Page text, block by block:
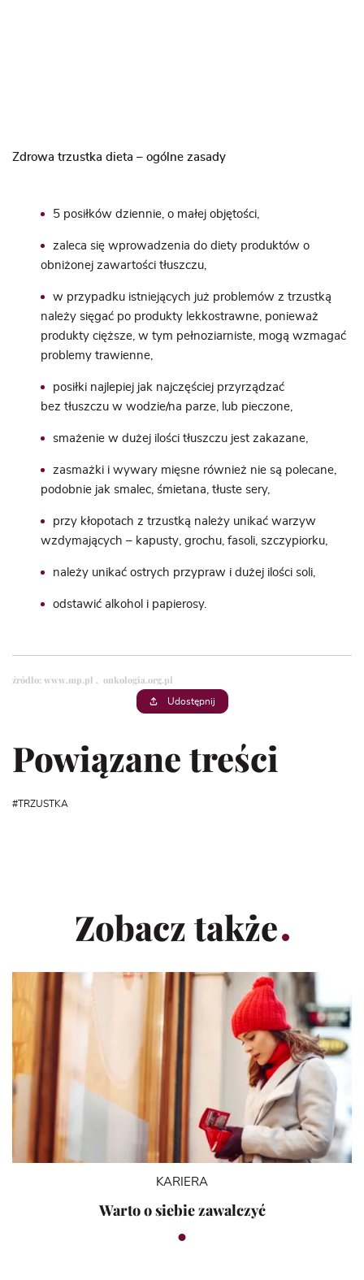
Zdrowa trzustka dieta – ogólne zasady
5 posiłków dziennie, o małej objętości,
zaleca się wprowadzenia do diety produktów o
obniżonej zawartości tłuszczu,
w przypadku istniejących już problemów z trzustką
należy sięgać po produkty lekkostrawne, ponieważ
produkty cięższe, w tym pełnoziarniste, mogą wzmagać
problemy trawienne,
posiłki najlepiej jak najczęściej przyrządzać
bez tłuszczu w wodzie/na parze, lub pieczone,
smażenie w dużej ilości tłuszczu jest zakazane,
zasmażki i wywary mięsne również nie są polecane,
podobnie jak smalec, śmietana, tłuste sery,
przy kłopotach z trzustką należy unikać warzyw
wzdymających – kapusty, grochu, fasoli, szczypiorku,
należy unikać ostrych przypraw i dużej ilości soli,
odstawić alkohol i papierosy.
źródło: www.mp.pl , onkologia.org.pl
Udostępnij
Powiązane treści
TRZUSTKA
Zobacz także
KARIERA
Warto o siebie zawalczyć